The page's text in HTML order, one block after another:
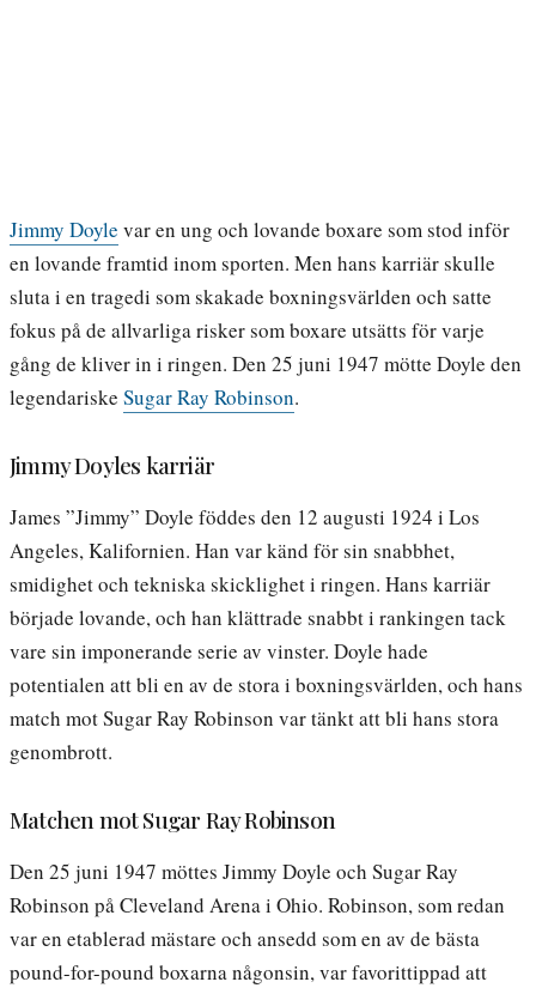
Jimmy Doyle var en ung och lovande boxare som stod inför
en lovande framtid inom sporten. Men hans karriär skulle
sluta i en tragedi som skakade boxningsvärlden och satte
fokus på de allvarliga risker som boxare utsätts för varje
gång de kliver in i ringen. Den 25 juni 1947 mötte Doyle den
legendariske Sugar Ray Robinson.
Jimmy Doyles karriär
James ”Jimmy” Doyle föddes den 12 augusti 1924 i Los
Angeles, Kalifornien. Han var känd för sin snabbhet,
smidighet och tekniska skicklighet i ringen. Hans karriär
började lovande, och han klättrade snabbt i rankingen tack
vare sin imponerande serie av vinster. Doyle hade
potentialen att bli en av de stora i boxningsvärlden, och hans
match mot Sugar Ray Robinson var tänkt att bli hans stora
genombrott.
Matchen mot Sugar Ray Robinson
Den 25 juni 1947 möttes Jimmy Doyle och Sugar Ray
Robinson på Cleveland Arena i Ohio. Robinson, som redan
var en etablerad mästare och ansedd som en av de bästa
pound-for-pound boxarna någonsin, var favorittippad att